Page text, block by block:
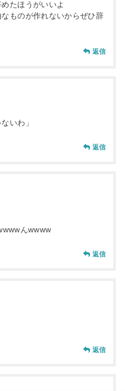
たほうがいいよ
ものが作れないからぜひ辞
返信
いわ」
返信
んwwww
返信
返信